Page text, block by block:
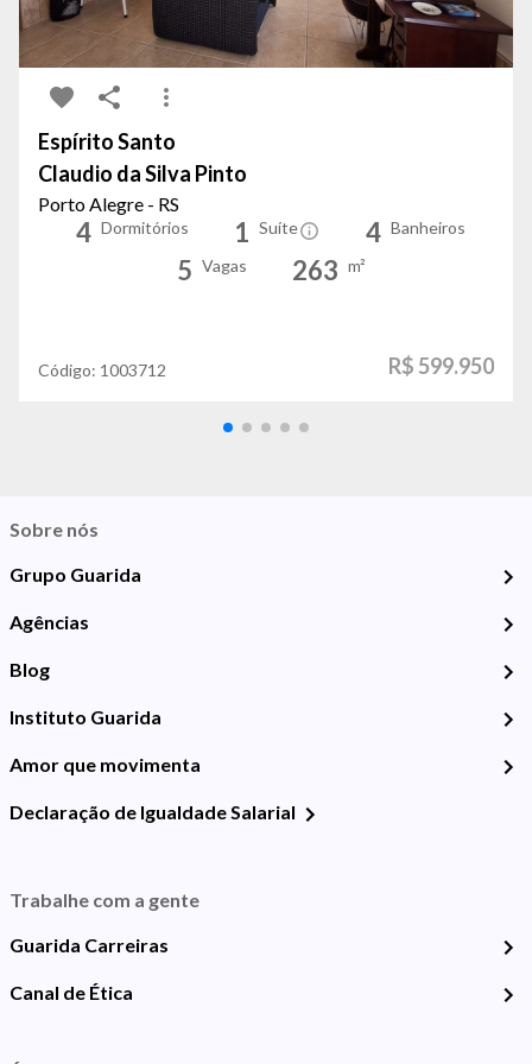
Espírito Santo
Claudio da Silva Pinto
Porto Alegre - RS
4 Dormitórios 1 Suíte 4 Banheiros
5 Vagas 263 m²
Código: 1003712 R$ 599.950
Sobre nós
Grupo Guarida
Agências
Blog
Instituto Guarida
Amor que movimenta
Declaração de Igualdade Salarial
Trabalhe com a gente
Guarida Carreiras
Canal de Ética